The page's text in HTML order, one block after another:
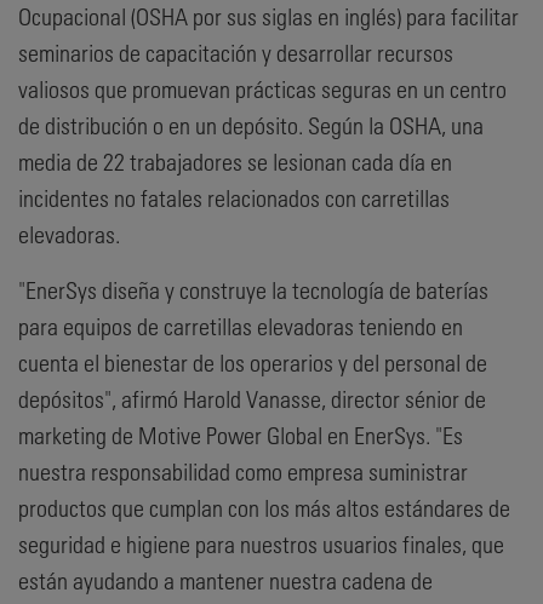
Ocupacional (OSHA por sus siglas en inglés) para facilitar
seminarios de capacitación y desarrollar recursos
valiosos que promuevan prácticas seguras en un centro
de distribución o en un depósito. Según la OSHA, una
media de 22 trabajadores se lesionan cada día en
incidentes no fatales relacionados con carretillas
elevadoras.
"EnerSys diseña y construye la tecnología de baterías
para equipos de carretillas elevadoras teniendo en
cuenta el bienestar de los operarios y del personal de
depósitos", afirmó Harold Vanasse, director sénior de
marketing de Motive Power Global en EnerSys. "Es
nuestra responsabilidad como empresa suministrar
productos que cumplan con los más altos estándares de
seguridad e higiene para nuestros usuarios finales, que
están ayudando a mantener nuestra cadena de